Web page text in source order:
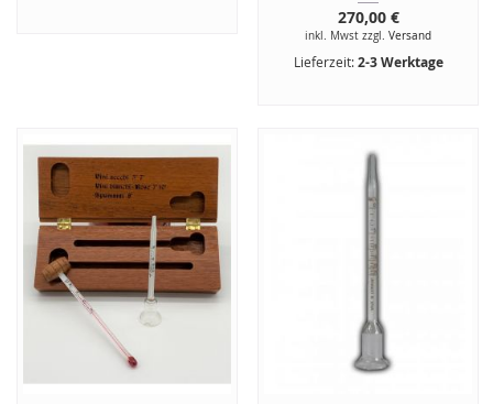
270,00 €
inkl. Mwst zzgl. Versand
Lieferzeit:2-3 Werktage